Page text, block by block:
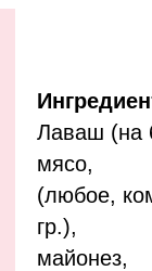
Лаваш (на
мясо,
(любое,
гр.),
майонез,